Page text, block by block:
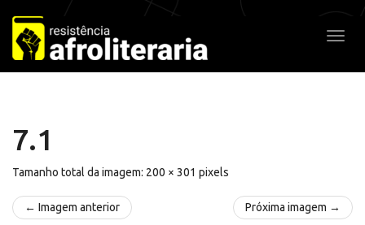
Pular
para
o
conteúdo
7.1
Tamanho total da imagem: 200 × 301 pixels
← Imagem anterior Próxima imagem →